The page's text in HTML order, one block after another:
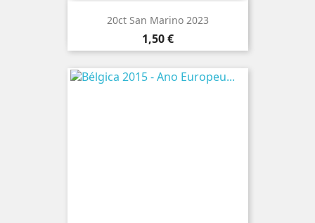
20ct San Marino 2023
Preço
1,50 €